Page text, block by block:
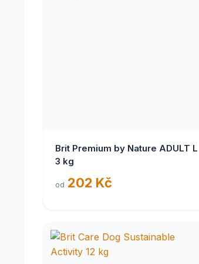
Brit Premium by Nature ADULT L
3 kg
od 202 Kč